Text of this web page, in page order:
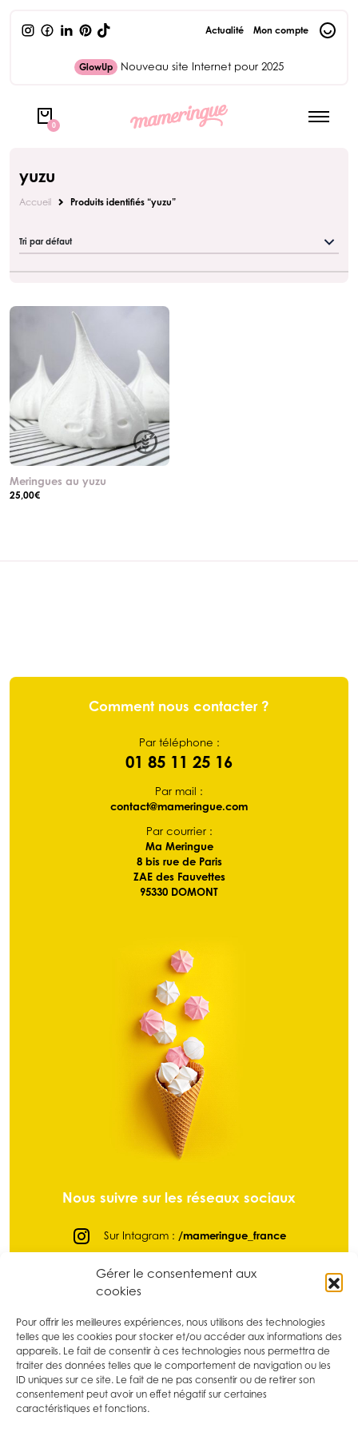
Gérer le consentement aux
cookies
Pour offrir les meilleures expériences, nous utilisons des technologies
telles que les cookies pour stocker et/ou accéder aux informations des
appareils. Le fait de consentir à ces technologies nous permettra de
traiter des données telles que le comportement de navigation ou les
ID uniques sur ce site. Le fait de ne pas consentir ou de retirer son
consentement peut avoir un effet négatif sur certaines
caractéristiques et fonctions.
GlowUp Nouveau site Internet pour 2025
Actualité Mon compte
0
yuzu
Accueil Produits identifiés “yuzu”
Meringues au yuzu
25,00€
Comment nous contacter ?
Par téléphone :
01 85 11 25 16
Par mail :
contact@mameringue.com
Par courrier :
Ma Meringue
8 bis rue de Paris
ZAE des Fauvettes
95330 DOMONT
Nous suivre sur les réseaux sociaux
Sur Intagram : /mameringue_france
Sur LinkedIn :
Sur Pinterest :/mameringue_france
Sur tikTok :@mameringue_france